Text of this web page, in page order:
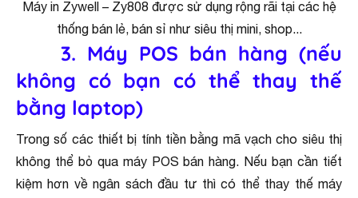
Máy in Zywell – Zy808 được sử dụng rộng rãi tại các hệ
thống bán lẻ, bán sỉ như siêu thị mini, shop...
3. Máy POS bán hàng (nếu
không có bạn có thể thay thế
bằng laptop)
Trong số các thiết bị tính tiền bằng mã vạch cho siêu thị
không thể bỏ qua máy POS bán hàng. Nếu bạn cần tiết
kiệm hơn về ngân sách đầu tư thì có thể thay thế máy